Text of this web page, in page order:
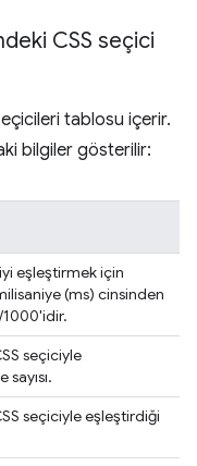
CSS seçici
tablosu içerir.
bilgiler gösterilir:
eşleştirmek için
(ms) cinsinden
1000'idir.
seçiciyle
sayısı.
seçiciyle eşleştirdiği